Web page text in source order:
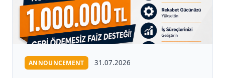
ANNOUNCEMENT 31.07.2026